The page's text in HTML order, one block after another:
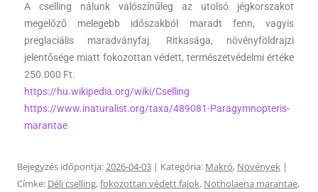
A cselling nálunk valószínűleg az utolsó jégkorszakot
megelőző melegebb időszakból maradt fenn, vagyis
preglaciális maradványfaj. Ritkasága, növényföldrajzi
jelentősége miatt fokozottan védett, természetvédelmi értéke
250.000 Ft.
https://hu.wikipedia.org/wiki/Cselling
https://www.inaturalist.org/taxa/489081-Paragymnopteris-
marantae
Bejegyzés időpontja:2026-04-03 | Kategória: Makró, Növények |
Címke: Déli cselling,fokozottan védett fajok, Notholaena marantae,